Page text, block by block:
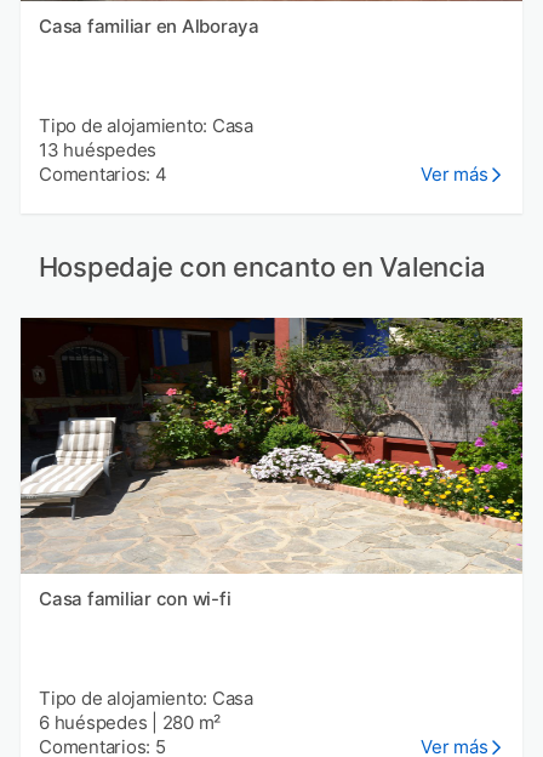
Casa familiar en Alboraya
Tipo de alojamiento: Casa
13 huéspedes
Comentarios: 4
Ver más
Hospedaje con encanto en Valencia
Casa familiar con wi-fi
Tipo de alojamiento: Casa
6 huéspedes
280 m²
Comentarios: 5
Ver más